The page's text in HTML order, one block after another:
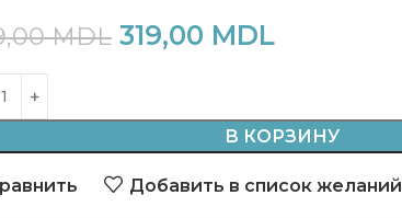
MDL 319,00 MDL
В КОРЗИНУ
Добавить в список желаний